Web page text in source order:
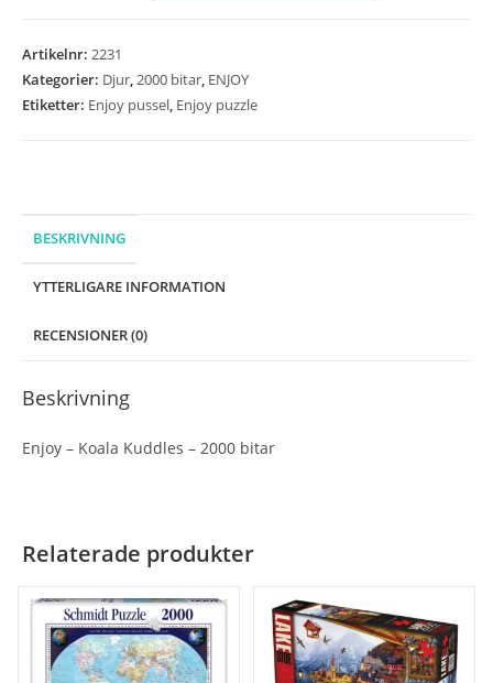
-
2000
Artikelnr: 2231
Kategorier: Djur 2000 bitar ENJOY
Etiketter: Enjoy pussel Enjoy puzzle
BESKRIVNING
YTTERLIGARE INFORMATION
RECENSIONER (0)
Beskrivning
Enjoy – Koala Kuddles – 2000 bitar
Relaterade produkter